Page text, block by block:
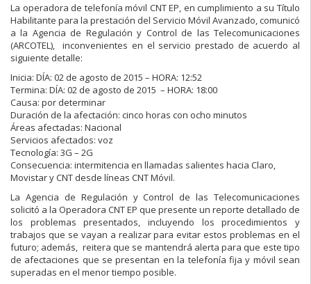
La operadora de telefonía móvil CNT EP, en cumplimiento a su Título
Habilitante para la prestación del Servicio Móvil Avanzado, comunicó
a la Agencia de Regulación y Control de las Telecomunicaciones
(ARCOTEL), inconvenientes en el servicio prestado de acuerdo al
siguiente detalle:
Inicia: DÍA: 02 de agosto de 2015 – HORA: 12:52
Termina: DÍA: 02 de agosto de 2015 – HORA: 18:00
Causa: por determinar
Duración de la afectación: cinco horas con ocho minutos
Áreas afectadas: Nacional
Servicios afectados: voz
Tecnología: 3G – 2G
Consecuencia: intermitencia en llamadas salientes hacia Claro,
Movistar y CNT desde líneas CNT Móvil.
La Agencia de Regulación y Control de las Telecomunicaciones
solicitó a la Operadora CNT EP que presente un reporte detallado de
los problemas presentados, incluyendo los procedimientos y
trabajos que se vayan a realizar para evitar estos problemas en el
futuro; además, reitera que se mantendrá alerta para que este tipo
de afectaciones que se presentan en la telefonía fija y móvil sean
superadas en el menor tiempo posible.